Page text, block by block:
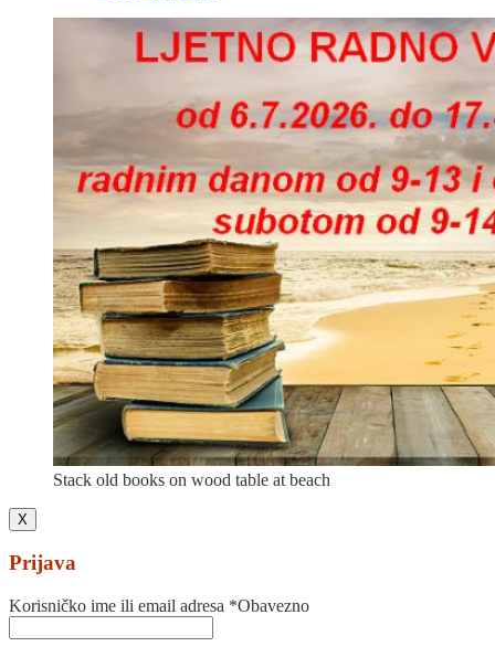
Stack old books on wood table at beach
X
Prijava
Korisničko ime ili email adresa *Obavezno